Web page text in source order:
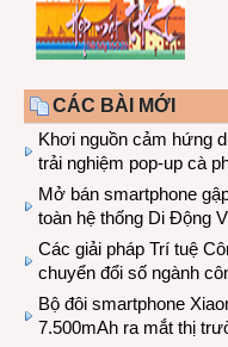
CÁC BÀI MỚI
Khơi nguồn cảm hứng
trải nghiệm pop-up cà
Mở bán smartphone
toàn hệ thống Di Động
Các giải pháp Trí tuệ
chuyển đổi số ngành
Bộ đôi smartphone
7.500mAh ra mắt thị